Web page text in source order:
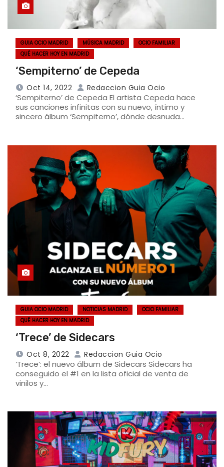
GUIA OCIO MADRID MÚSICA MADRID
OCIO FAMILIAR
QUÉ HACER HOY EN MADRID
‘Sempiterno’ de Cepeda
Oct 14, 2022 Redaccion Guia Ocio
‘Sempiterno’ de Cepeda El artista Cepeda hace
sus canciones infinitas con su nuevo, íntimo y
sincero álbum ‘Sempiterno’, dónde desnuda…
GUIA OCIO MADRID NOTICIAS MADRID
OCIO FAMILIAR
QUÉ HACER HOY EN MADRID
‘Trece’ de Sidecars
Oct 8, 2022 Redaccion Guia Ocio
‘Trece’: el nuevo álbum de Sidecars Sidecars ha
conseguido el #1 en la lista oficial de venta de
vinilos y…